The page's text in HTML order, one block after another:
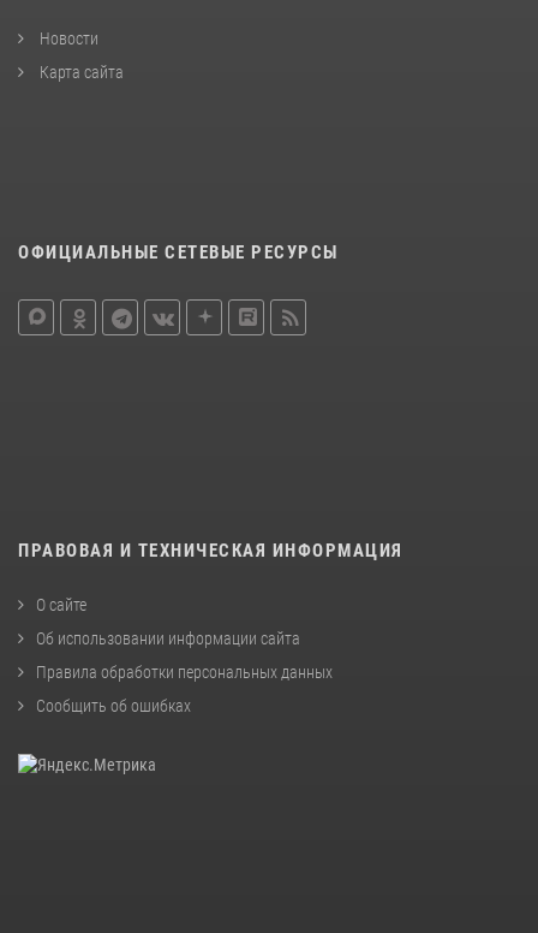
Новости
Карта сайта
ОФИЦИАЛЬНЫЕ СЕТЕВЫЕ РЕСУРСЫ
ПРАВОВАЯ И ТЕХНИЧЕСКАЯ ИНФОРМАЦИЯ
О сайте
Об использовании информации сайта
Правила обработки персональных данных
Сообщить об ошибках